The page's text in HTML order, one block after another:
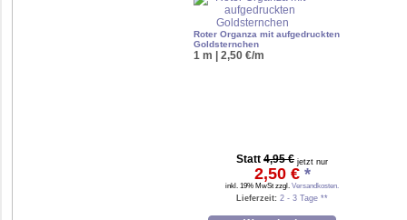
Roter Organza mit aufgedruckten
Goldsternchen
1 m | 2,50 €/m
Statt 4,95 € jetzt nur
2,50 € *
inkl. 19% MwSt zzgl. Versandkosten.
Lieferzeit: 2 - 3 Tage **